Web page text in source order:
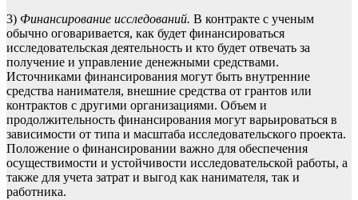
3) Финансирование исследований. В контракте с ученым
обычно оговаривается, как будет финансироваться
исследовательская деятельность и кто будет отвечать за
получение и управление денежными средствами.
Источниками финансирования могут быть внутренние
средства нанимателя, внешние средства от грантов или
контрактов с другими организациями. Объем и
продолжительность финансирования могут варьироваться в
зависимости от типа и масштаба исследовательского проекта.
Положение о финансировании важно для обеспечения
осуществимости и устойчивости исследовательской работы, а
также для учета затрат и выгод как нанимателя, так и
работника.